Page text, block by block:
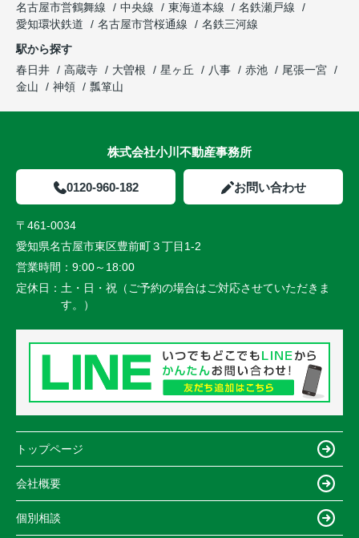
名古屋市営鶴舞線
中央線 東海道本線
名鉄瀬戸線
愛知環状鉄道
名古屋市営桜通線
名鉄三河線
駅から探す
春日井
高蔵寺 大曽根 星ヶ丘 八事 赤池
尾張一宮
金山
神領 瓢箪山
株式会社小川不動産事務所
0120-960-182 お問い合わせ
〒461-0034
愛知県名古屋市東区豊前町３丁目1-2
営業時間： 9:00～18:00
定休日： 土・日・祝（ご予約の場合はご対応させていただきま
す。）
トップページ
会社概要
個別相談